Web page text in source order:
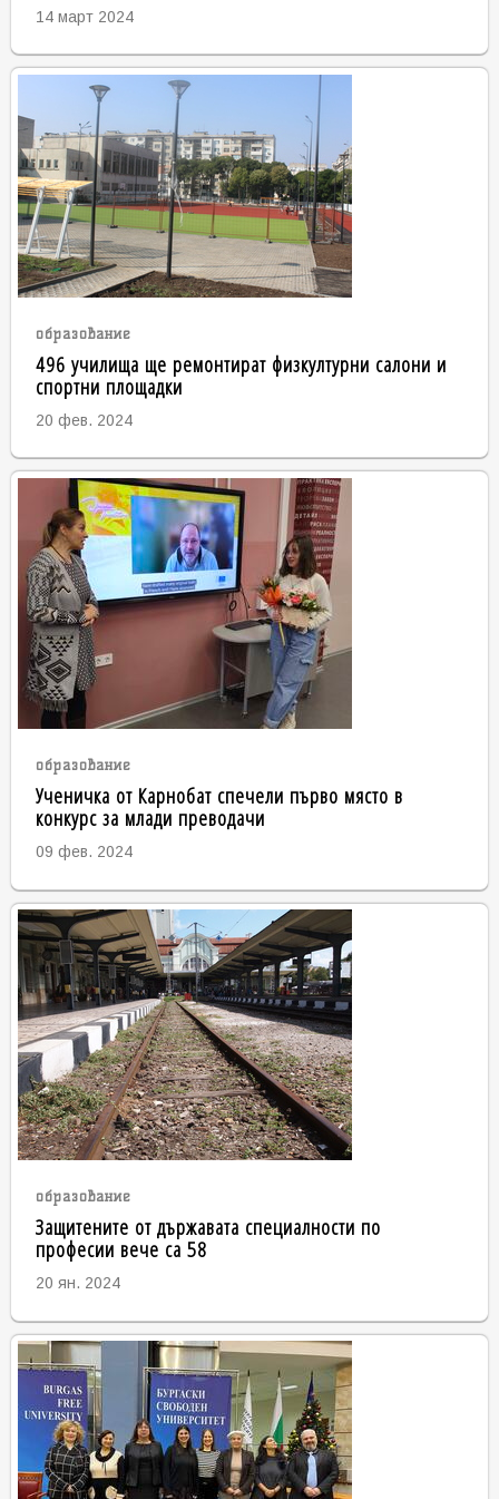
14 март 2024
образование
496 училища ще ремонтират физкултурни салони и
спортни площадки
20 фев. 2024
образование
Ученичка от Карнобат спечели първо място в
конкурс за млади преводачи
09 фев. 2024
образование
Защитените от държавата специалности по
професии вече са 58
20 ян. 2024